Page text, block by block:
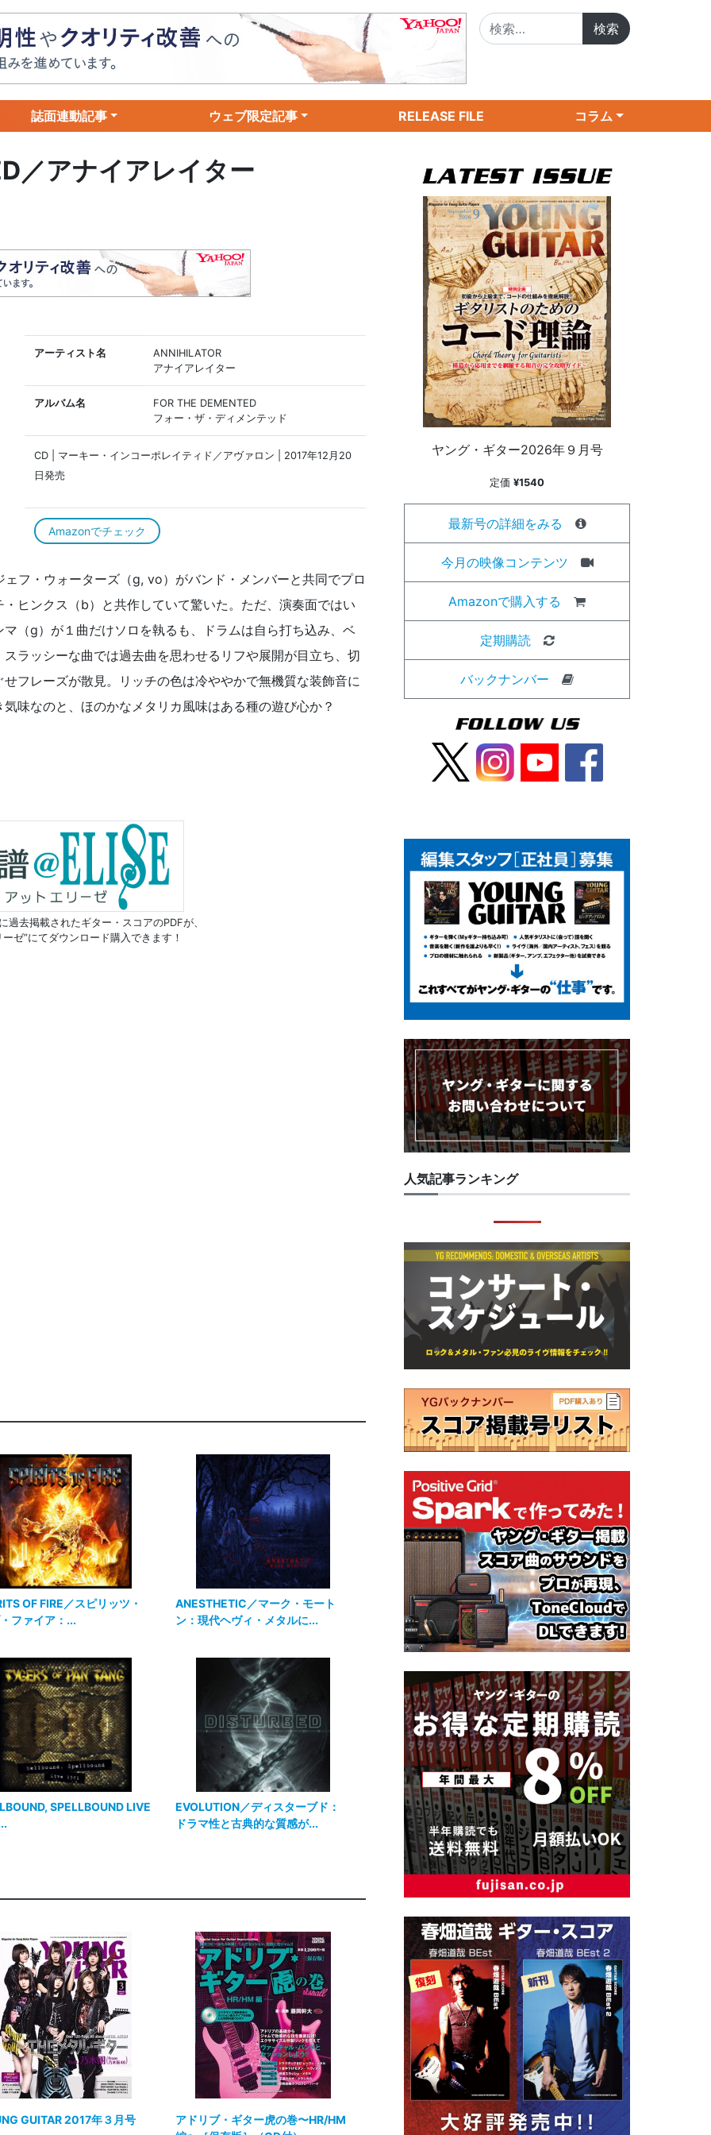
誌面連動記事 ウェブ限定記事 RELEASE FILE コラム
／アナイアレイター
アーティスト名
ANNIHILATOR
アナイアレイター
アルバム名
FOR THE DEMENTED
フォー・ザ・ディメンテッド
CD | マーキー・インコーポレイティド／アヴァロン | 2017年12月20
日発売
Amazonでチェック
フ・ウォーターズ（g, vo）がバンド・メンバーと共同でプロ
ヒンクス（b）と共作していて驚いた。ただ、演奏面ではい
（g）が１曲だけソロを執るも、ドラムは自ら打ち込み、ベ
ラッシーな曲では過去曲を思わせるリフや展開が目立ち、切
フレーズが散見。リッチの色は冷ややかで無機質な装飾音に
味なのと、ほのかなメタリカ風味はある種の遊び心か？
過去掲載されたギター・スコアのPDFが、
ゼ”にてダウンロード購入できます！
OF FIRE／スピリッツ・
ファイア：...
ANESTHETIC／マーク・モート
ン：現代ヘヴィ・メタルに...
SPELLBOUND LIVE
EVOLUTION／ディスターブド：
ドラマ性と古典的な質感が...
GUITAR 2017年３月号
アドリブ・ギター虎の巻〜HR/HM
ヤング・ギター2026年９月号
定価 ¥1540
最新号の詳細をみる
今月の映像コンテンツ
Amazonで購入する
定期購読
バックナンバー
人気記事ランキング